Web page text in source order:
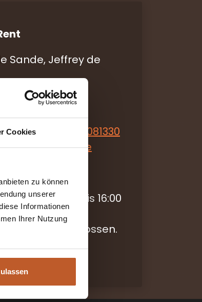
Cookies
zu können
unserer
Informationen
Ihrer Nutzung
Sande, Jeffrey de
+49 8033 3081330
von 09:00 bis 16:00
Sonntag geschlossen.